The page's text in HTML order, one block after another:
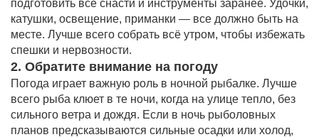
подготовить все снасти и инструменты заранее. Удочки,
катушки, освещение, приманки — все должно быть на
месте. Лучше всего собрать всё утром, чтобы избежать
спешки и нервозности.
2. Обратите внимание на погоду
Погода играет важную роль в ночной рыбалке. Лучше
всего рыба клюет в те ночи, когда на улице тепло, без
сильного ветра и дождя. Если в ночь рыболовных
планов предсказываются сильные осадки или холод,